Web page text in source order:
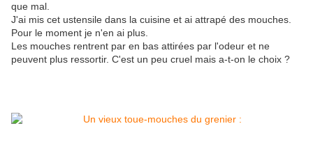
que mal.
J'ai mis cet ustensile dans la cuisine et ai attrapé des mouches.
Pour le moment je n'en ai plus.
Les mouches rentrent par en bas attirées par l'odeur et ne
peuvent plus ressortir. C'est un peu cruel mais a-t-on le choix ?